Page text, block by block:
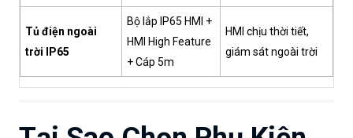
Tủ điện ngoài
trời IP65
Bộ lắp IP65 HMI +
HMI High Feature
+ Cáp 5m
HMI chịu thời tiết,
giám sát ngoài trời